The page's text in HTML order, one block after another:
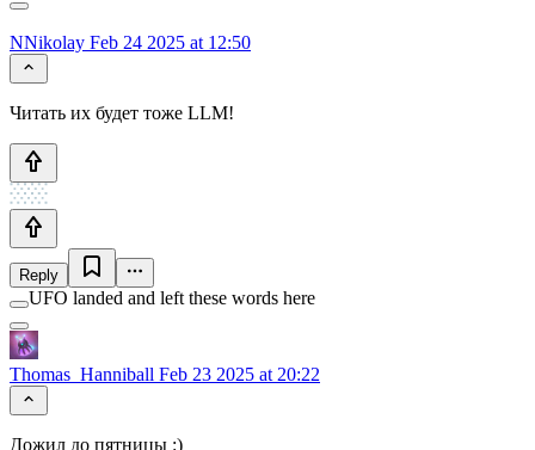
NNikolay Feb 24 2025 at 12:50
Читать их будет тоже LLM!
Reply
UFO landed and left these words here
Thomas_Hanniball Feb 23 2025 at 20:22
Дожил до пятницы :)